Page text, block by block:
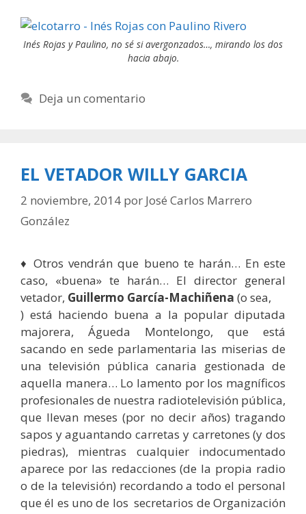
Inés Rojas y Paulino, no sé si avergonzados…, mirando los dos
hacia abajo.
Deja un comentario
EL VETADOR WILLY GARCIA
2 noviembre, 2014 por José Carlos Marrero
González
♦ Otros vendrán que bueno te harán… En este
caso, «buena» te harán… El director general
vetador, Guillermo García-Machiñena (o sea,
) está haciendo buena a la popular diputada
majorera, Águeda Montelongo, que está
sacando en sede parlamentaria las miserias de
una televisión pública canaria gestionada de
aquella manera… Lo lamento por los magníficos
profesionales de nuestra radiotelevisión pública,
que llevan meses (por no decir años) tragando
sapos y aguantando carretas y carretones (y dos
piedras), mientras cualquier indocumentado
aparece por las redacciones (de la propia radio
o de la televisión) recordando a todo el personal
que él es uno de los secretarios de Organización